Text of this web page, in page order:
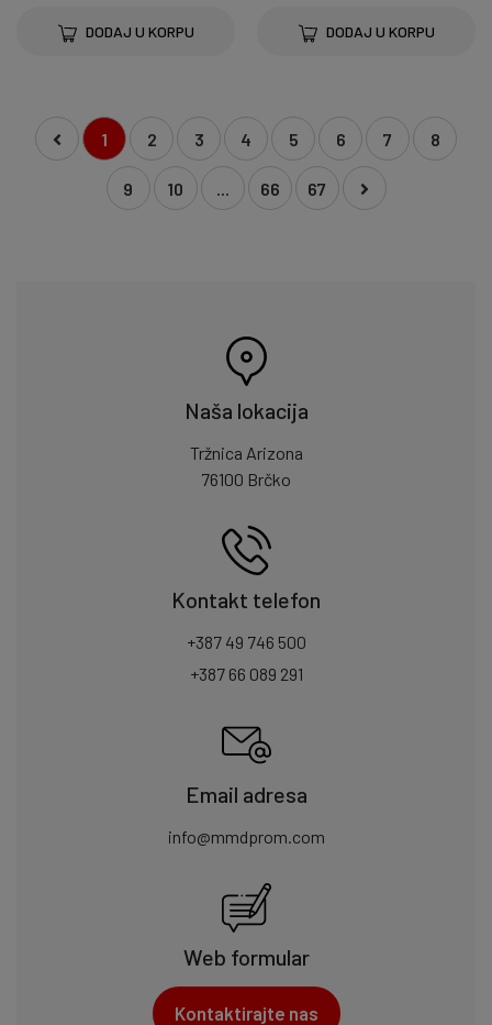
DODAJ U KORPU DODAJ U KORPU
1 2 3 4 5 6 7 8
9 10 66 67
Naša lokacija
Tržnica Arizona
76100 Brčko
Kontakt telefon
+387 49 746 500
+387 66 089 291
Email adresa
info@mmdprom.com
Web formular
Kontaktirajte nas